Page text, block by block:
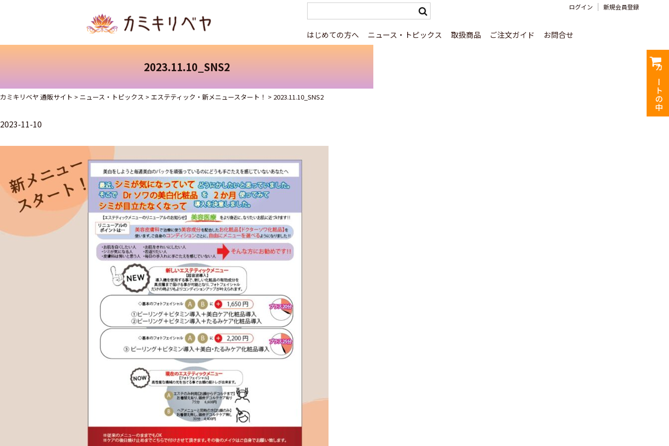
はじめての方へ ニュース・トピックス 取扱商品 ご注文ガイド お問合せ
ログイン 新規会員登録
カートの中
2023.11.10_SNS2
カミキリベヤ 通販サイト > ニュース・トピックス > エステティック・新メニュースタート！ > 2023.11.10_SNS2
2023-11-10